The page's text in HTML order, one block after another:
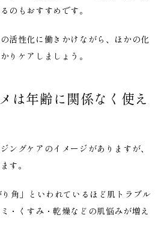
のもおすすめです。
活性化に働きかけながら、ほかの化
りケアしましょう。
は年齢に関係なく使え
ングケアのイメージがありますが、
す。
角」といわれているほど肌トラブル
・くすみ・乾燥などの肌悩みが増え